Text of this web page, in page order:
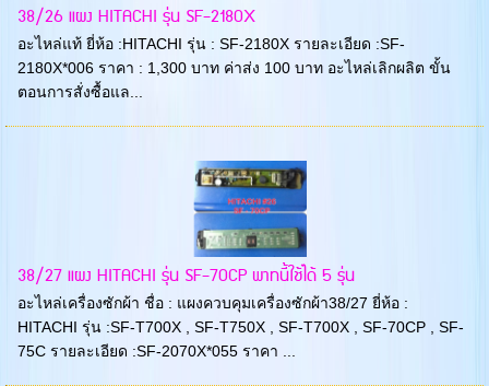
38/26 แผง HITACHI รุ่น SF-2180X
อะไหล่แท้ ยี่ห้อ :HITACHI รุ่น : SF-2180X รายละเอียด :SF-
2180X*006 ราคา : 1,300 บาท ค่าส่ง 100 บาท อะไหล่เลิกผลิต ขั้น
ตอนการสั่งซื้อแล...
38/27 แผง HITACHI รุ่น SF-70CP พาทนี้ใช้ได้ 5 รุ่น
อะไหล่เครื่องซักผ้า ชื่อ : แผงควบคุมเครื่องซักผ้า38/27 ยี่ห้อ :
HITACHI รุ่น :SF-T700X , SF-T750X , SF-T700X , SF-70CP , SF-
75C รายละเอียด :SF-2070X*055 ราคา ...